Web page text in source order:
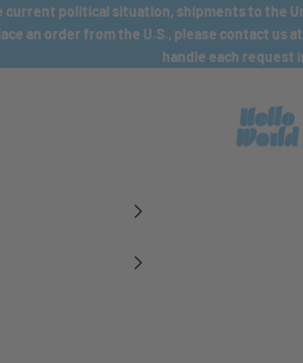
current political situation, shipments to the
an order from the U.S., please contact us at
handle each request
HELLO